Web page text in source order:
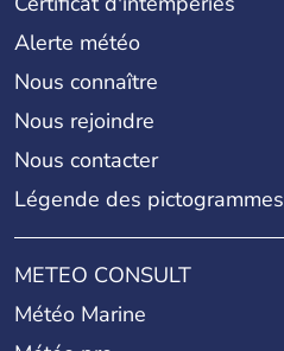
Alerte météo
Nous connaître
Nous rejoindre
Nous contacter
Légende des pictogrammes
METEO CONSULT
Météo Marine